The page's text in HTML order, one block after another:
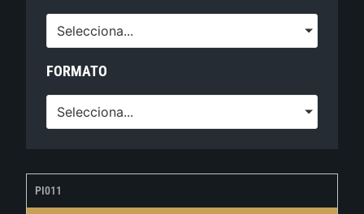
Selecciona...
FORMATO
Selecciona...
PI011